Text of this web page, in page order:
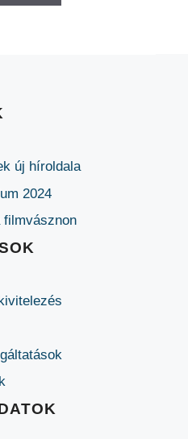
új híroldala
2024
filmvásznon